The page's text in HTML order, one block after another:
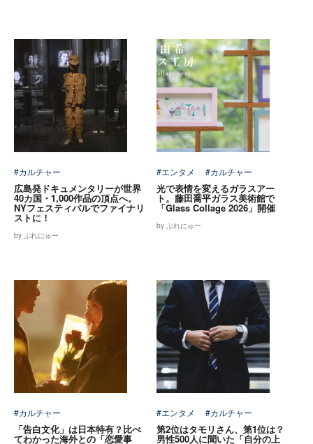
#カルチャー
広島発ドキュメンタリーが世界
40カ国・1,000作品の頂点へ。
NYフェスティバルでファイナリ
ストに！
by ぷれにゅー
#エンタメ #カルチャー
光で表情を変えるガラスアー
ト。藤田喬平ガラス美術館で
「Glass Collage 2026」開催
by ぷれにゅー
#カルチャー
「告白文化」は日本特有？比べ
てわかった海外との「恋愛事
#エンタメ #カルチャー
第2位はタモリさん、第1位は？
男性500人に聞いた「自分の上